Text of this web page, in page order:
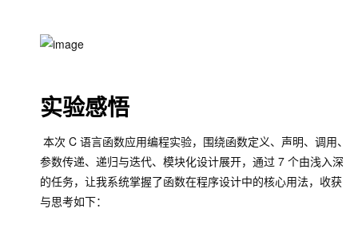
实验感悟
本次 C 语言函数应用编程实验，围绕函数定义、声明、调用、
参数传递、递归与迭代、模块化设计展开，通过 7 个由浅入深
的任务，让我系统掌握了函数在程序设计中的核心用法，收获
与思考如下：